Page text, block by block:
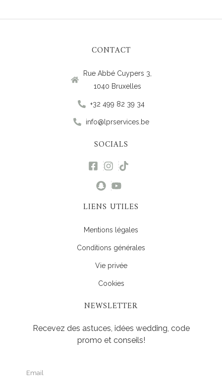
CONTACT
Rue Abbé Cuypers 3,
1040 Bruxelles
+32 499 82 39 34
info@lprservices.be
SOCIALS
LIENS UTILES
Mentions légales
Conditions générales
Vie privée
Cookies
NEWSLETTER
Recevez des astuces, idées wedding, code
promo et conseils!